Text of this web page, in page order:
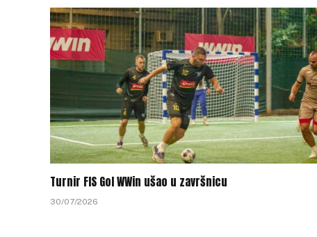
Turnir FIS Gol WWin ušao u završnicu
30/07/2026